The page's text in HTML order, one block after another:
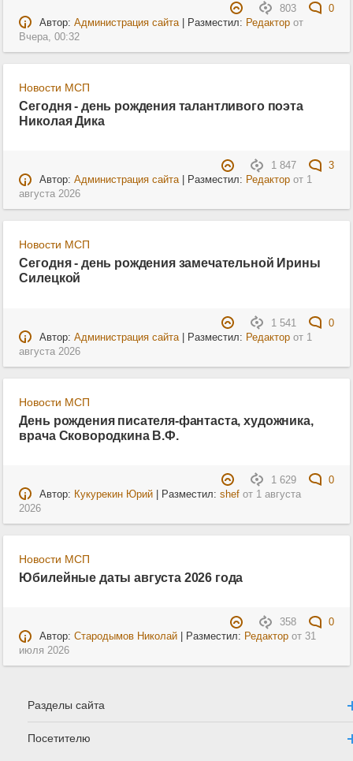
803
0
Автор: Администрация сайта| Разместил: Редакторот
Вчера, 00:32
Новости МСП
Сегодня - день рождения талантливого поэта
Николая Дика
1 847
3
Автор: Администрация сайта| Разместил: Редакторот 1
августа 2026
Новости МСП
Сегодня - день рождения замечательной Ирины
Силецкой
1 541
0
Автор: Администрация сайта| Разместил: Редакторот 1
августа 2026
Новости МСП
День рождения писателя-фантаста, художника,
врача Сковородкина В.Ф.
1 629
0
Автор: Кукурекин Юрий| Разместил: shefот 1 августа
2026
Новости МСП
Юбилейные даты августа 2026 года
358
0
Автор: Стародымов Николай| Разместил: Редакторот 31
июля 2026
Разделы сайта
Посетителю